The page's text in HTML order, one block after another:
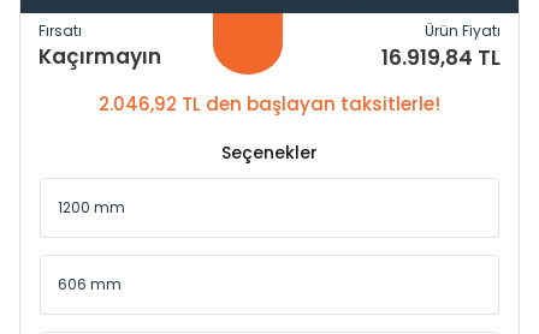
Fırsatı
Kaçırmayın
Ürün Fiyatı
16.919,84 TL
2.046,92 TL den başlayan taksitlerle!
Seçenekler